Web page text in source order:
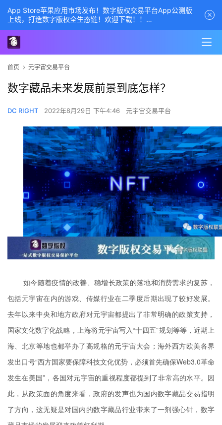
首页 元宇宙交易平台
数字藏品未来发展前景到底怎样？
DC RIGHT 2022年8月29日 下午4:46 元宇宙交易平台
如今随着疫情的改善、稳增长政策的落地和消费需求的复苏，
包括元宇宙在内的游戏、传媒行业在二季度后期出现了较好发展。
去年以来中央和地方政府对元宇宙都提出了非常明确的政策支持，
国家文化数字化战略，上海将元宇宙写入“十四五”规划等等，近期上
海、北京等地也都举办了高规格的元宇宙大会；海外西方欧美各界
发出口号“西方国家要保障科技文化优势，必须首先确保Web3.0革命
发生在美国”，各国对元宇宙的重视程度都提到了非常高的水平。因
此，从政策面的角度来看，政府的发声也为国内数字藏品交易指明
了方向，这无疑是对国内的数字藏品行业带来了一剂强心针，数字
App Store苹果应用市场发布！数字版权交易平台App公测版
上线，打造数字版权全生态链！欢迎下载！！
商务经理联系方式——数字版权交易平台